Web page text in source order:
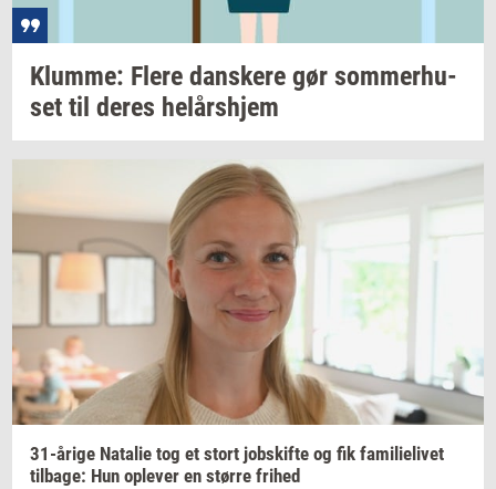
Klum­me: Flere dan­ske­re gør som­mer­hu­
set til deres helårs­hjem
31-​årige Na­ta­lie tog et stort jobs­kif­te og fik fa­mi­li­e­li­vet
til­ba­ge: Hun op­le­ver en stør­re fri­hed